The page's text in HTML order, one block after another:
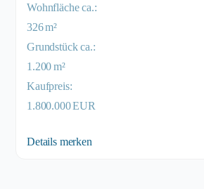
Wohnfläche ca.:
326 m²
Grund­stück ca.:
1.200 m²
Kaufpreis:
1.800.000 EUR
Details merken